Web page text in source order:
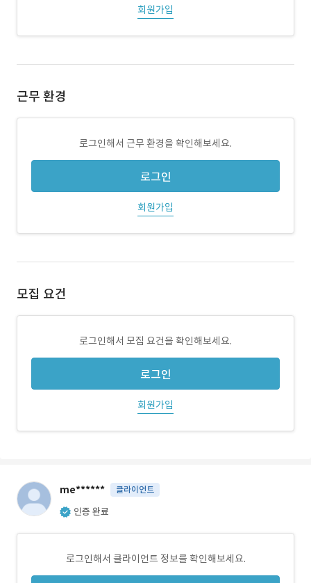
회원가입
근무 환경
로그인해서 근무 환경을 확인해보세요.
로그인
회원가입
모집 요건
로그인해서 모집 요건을 확인해보세요.
로그인
회원가입
me****** 클라이언트
인증 완료
로그인해서 클라이언트 정보를 확인해보세요.